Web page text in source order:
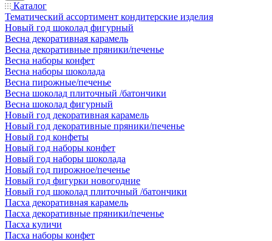
Каталог
Тематический ассортимент кондитерские изделия
Новый год шоколад фигурный
Весна декоративная карамель
Весна декоративные пряники/печенье
Весна наборы конфет
Весна наборы шоколада
Весна пирожные/печенье
Весна шоколад плиточный /батончики
Весна шоколад фигурный
Новый год декоративная карамель
Новый год декоративные пряники/печенье
Новый год конфеты
Новый год наборы конфет
Новый год наборы шоколада
Новый год пирожное/печенье
Новый год фигурки новогодние
Новый год шоколад плиточный /батончики
Пасха декоративная карамель
Пасха декоративные пряники/печенье
Пасха куличи
Пасха наборы конфет